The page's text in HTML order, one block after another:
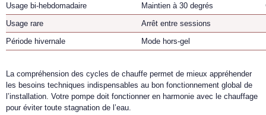
Usage bi-hebdomadaire
Maintien à 30 degrés
Usage rare
Arrêt entre sessions
Période hivernale
Mode hors-gel
La compréhension des cycles de chauffe permet de mieux appréhender
les besoins techniques indispensables au bon fonctionnement global de
l’installation. Votre pompe doit fonctionner en harmonie avec le chauffage
pour éviter toute stagnation de l’eau.